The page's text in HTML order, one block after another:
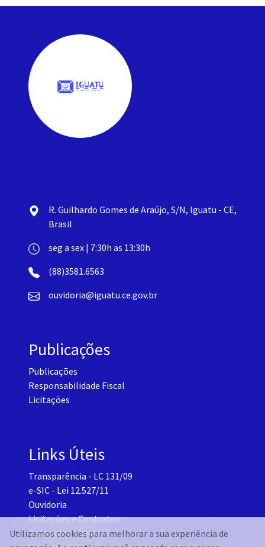
R. Guilhardo Gomes de Araújo, S/N, Iguatu - CE,
Brasil
seg a sex | 7:30h as 13:30h
(88)3581.6563
ouvidoria@iguatu.ce.gov.br
Publicações
Publicações
Responsabilidade Fiscal
Licitações
Links Úteis
Transparência - LC 131/09
e-SIC - Lei 12.527/11
Ouvidoria
Licitações e Contratos
Responsabilidade Fiscal
Utilizamos cookies para melhorar a sua experiência de